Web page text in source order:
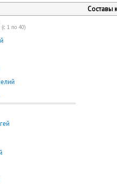
Составы
(с 1 по 40)